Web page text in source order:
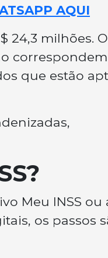
AQUI
24,3 milhões.
que estão
Meu INSS ou
os passos